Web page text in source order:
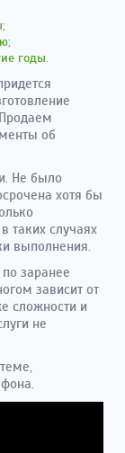
годы.
об
Не было
хотя бы
таких случаях
выполнения.
заранее
зависит от
сложности и
не